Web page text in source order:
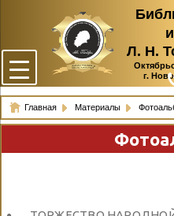
Л. Н.
г.
Главная Материалы